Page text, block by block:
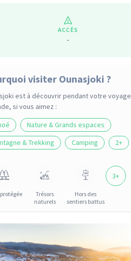
ACCÈS
-
visiter Ounasjoki ?
est à découvrir pendant votre voyage
, si vous aimez :
Nature & Grands espaces
& Trekking
Camping 2+
Trésors
naturels
Hors des
sentiers battus
3+